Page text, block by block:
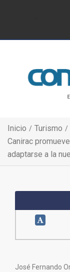
Inicio
Turismo
Canirac
adaptarse a la
José Fernando